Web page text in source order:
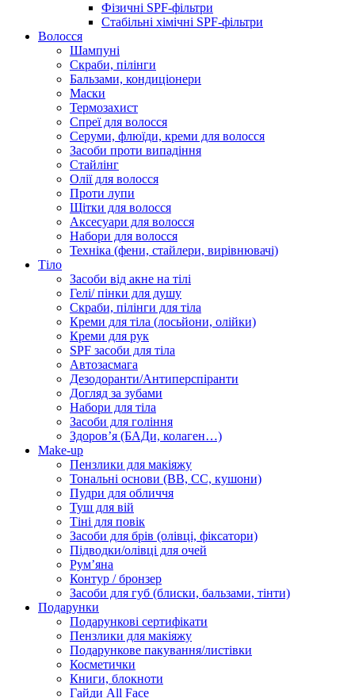
Фізичні SPF-фільтри
Стабільні хімічні SPF-фільтри
Волосся
Шампуні
Скраби, пілінги
Бальзами, кондиціонери
Маски
Термозахист
Спреї для волосся
Серуми, флюїди, креми для волосся
Засоби проти випадіння
Стайлінг
Олії для волосся
Проти лупи
Щітки для волосся
Аксесуари для волосся
Набори для волосся
Техніка (фени, стайлери, вирівнювачі)
Тіло
Засоби від акне на тілі
Гелі/ пінки для душу
Скраби, пілінги для тіла
Креми для тіла (лосьйони, олійки)
Креми для рук
SPF засоби для тіла
Автозасмага
Дезодоранти/Антиперспіранти
Догляд за зубами
Набори для тіла
Засоби для гоління
Здоровʼя (БАДи, колаген…)
Make-up
Пензлики для макіяжу
Тональні основи (BB, CC, кушони)
Пудри для обличчя
Туш для вій
Тіні для повік
Засоби для брів (олівці, фіксатори)
Підводки/олівці для очей
Румʼяна
Контур / бронзер
Засоби для губ (блиски, бальзами, тінти)
Подарунки
Подарункові сертифікати
Пензлики для макіяжу
Подарункове пакування/листівки
Косметички
Книги, блокноти
Гайди All Face